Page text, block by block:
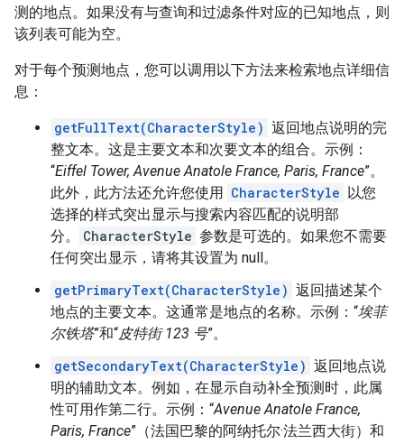
测的地点。如果没有与查询和过滤条件对应的已知地点，则
该列表可能为空。
对于每个预测地点，您可以调用以下方法来检索地点详细信
息：
getFullText(CharacterStyle) 返回地点说明的完
整文本。这是主要文本和次要文本的组合。示例：
“Eiffel Tower, Avenue Anatole France, Paris, France”。
此外，此方法还允许您使用 CharacterStyle 以您
选择的样式突出显示与搜索内容匹配的说明部
分。
CharacterStyle 参数是可选的。如果您不需要
任何突出显示，请将其设置为 null。
getPrimaryText(CharacterStyle) 返回描述某个
地点的主要文本。这通常是地点的名称。示例：“埃菲
尔铁塔”和“皮特街 123 号”。
getSecondaryText(CharacterStyle) 返回地点说
明的辅助文本。例如，在显示自动补全预测时，此属
性可用作第二行。示例：“Avenue Anatole France,
Paris, France”（法国巴黎的阿纳托尔·法兰西大街）和